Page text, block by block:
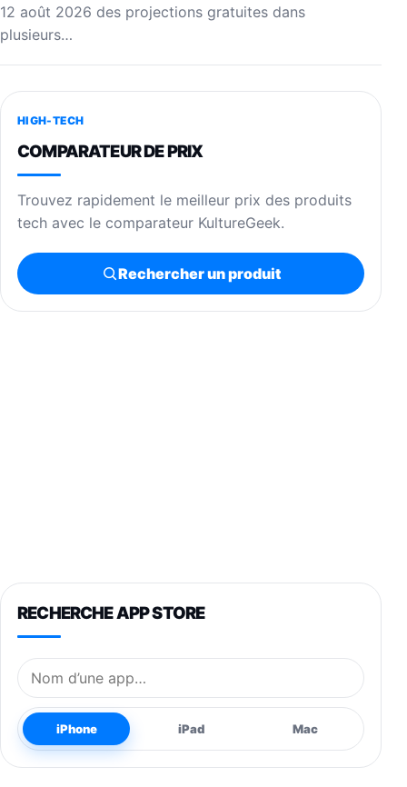
12 août 2026 des projections gratuites dans
plusieurs…
HIGH-TECH
COMPARATEUR DE PRIX
Trouvez rapidement le meilleur prix des produits
tech avec le comparateur KultureGeek.
Rechercher un produit
RECHERCHE APP STORE
Nom de l’application
iPhone iPad Mac